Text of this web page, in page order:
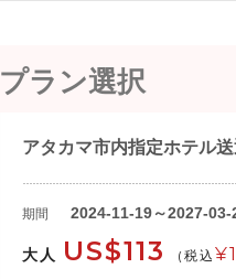
プラン選択
アタカマ市内指定ホテル送
期間 2024-11-19～2027-03-
大人 US$113 (税込